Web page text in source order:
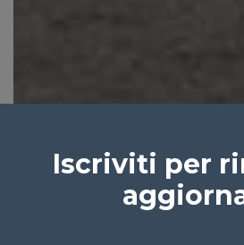
Iscriviti per